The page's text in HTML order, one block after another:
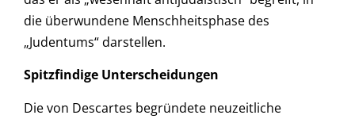
die überwundene Menschheitsphase des
„Judentums“ darstellen.
Spitzfindige Unterscheidungen
Die von Descartes begründete neuzeitliche